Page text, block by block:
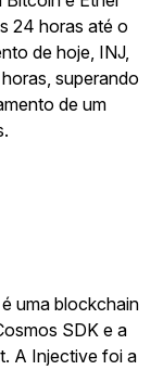
24 horas até o
de hoje, INJ,
superando
de um
uma blockchain
SDK e a
A Injective foi a